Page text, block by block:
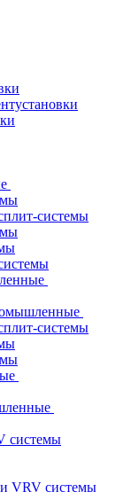
системы
системы
системы
VRV системы